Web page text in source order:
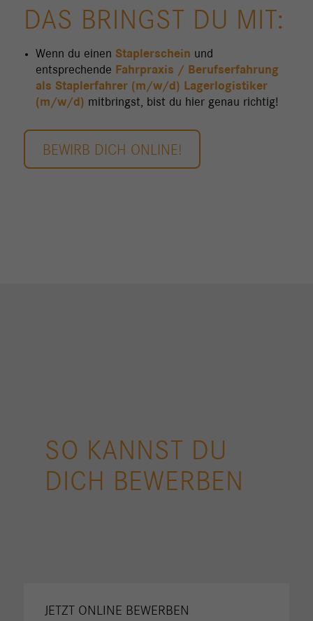
DAS BRINGST DU MIT:
Wenn du einen Staplerschein und
entsprechende Fahrpraxis / Berufserfahrung
als Staplerfahrer (m/w/d) Lagerlogistiker
(m/w/d) mitbringst, bist du hier genau richtig!
BEWIRB DICH ONLINE!
SO KANNST DU
DICH BEWERBEN
JETZT ONLINE BEWERBEN